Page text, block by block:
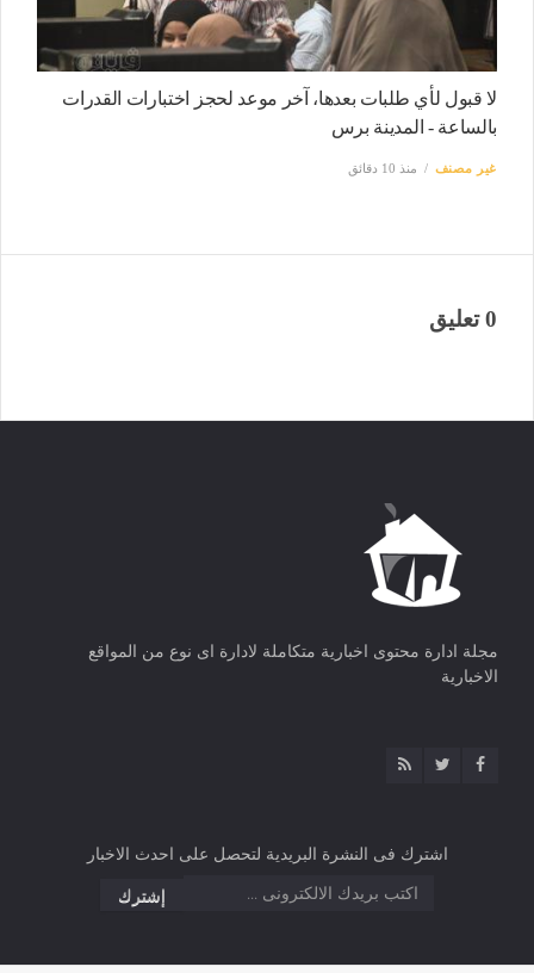
لا قبول لأي طلبات بعدها، آخر موعد لحجز اختبارات القدرات
بالساعة - المدينة برس
غير مصنف منذ 10 دقائق
0 تعليق
مجلة ادارة محتوى اخبارية متكاملة لادارة اى نوع من المواقع
الاخبارية
اشترك فى النشرة البريدية لتحصل على احدث الاخبار